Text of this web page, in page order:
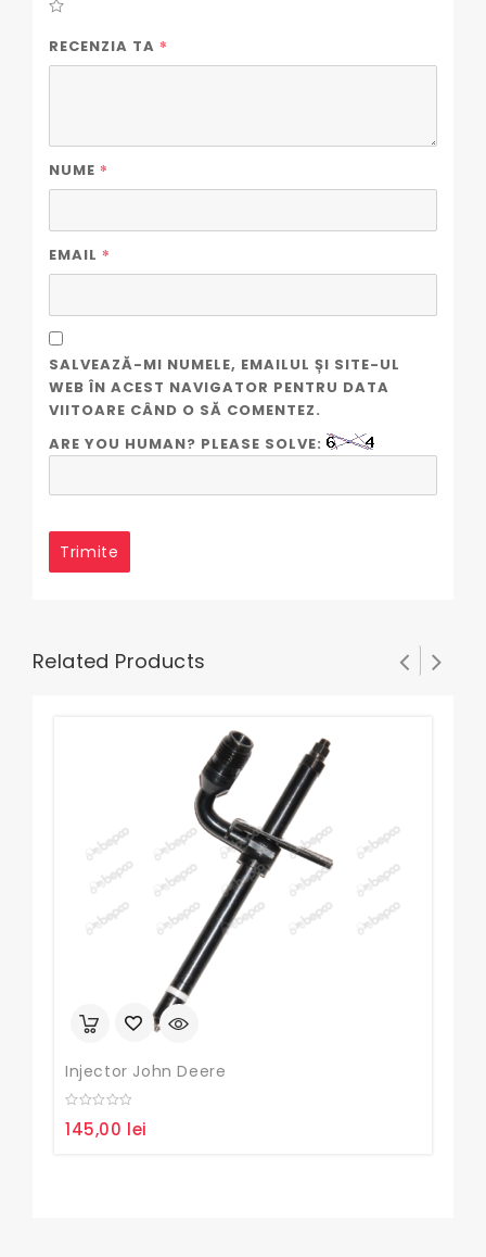
RECENZIA TA *
NUME *
EMAIL *
SALVEAZĂ-MI NUMELE, EMAILUL ȘI SITE-UL
WEB ÎN ACEST NAVIGATOR PENTRU DATA
VIITOARE CÂND O SĂ COMENTEZ.
ARE YOU HUMAN? PLEASE SOLVE:
Related Products
Injector John Deere
out
145,00 lei